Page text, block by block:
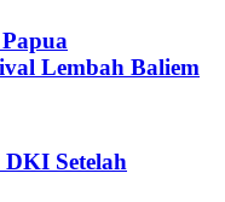
Lembah Baliem
Setelah